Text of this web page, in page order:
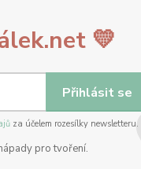
💛
Přihlásit se
za účelem rozesílky newsletteru.
pro tvoření.